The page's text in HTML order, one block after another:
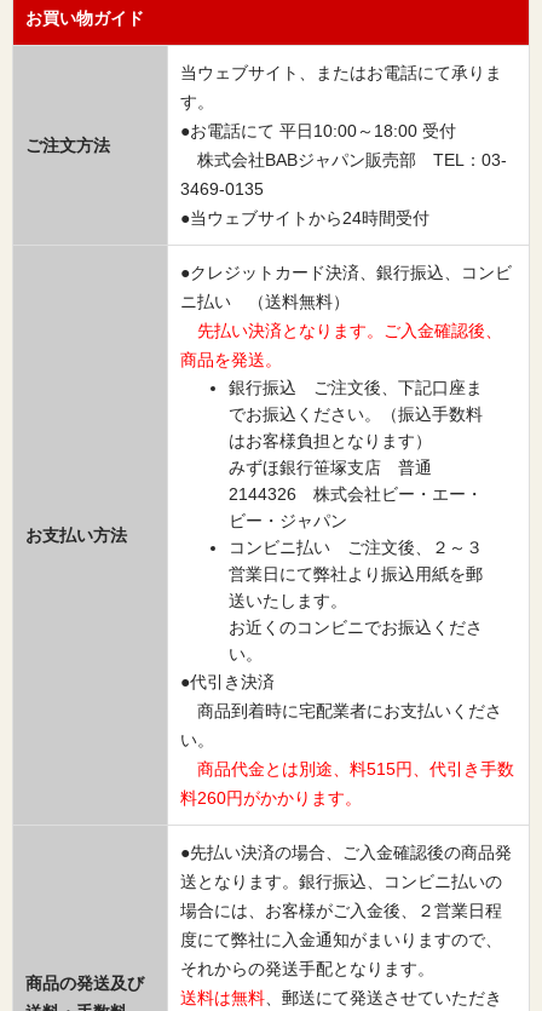
お買い物ガイド
ご注文方法
当ウェブサイト、またはお電話にて承りま
す。
●お電話にて 平日10:00～18:00 受付
株式会社BABジャパン販売部 TEL：03-
3469-0135
●当ウェブサイトから24時間受付
お支払い方法
●クレジットカード決済、銀行振込、コンビ
ニ払い （送料無料）
先払い決済となります。ご入金確認後、
商品を発送。
銀行振込 ご注文後、下記口座ま
でお振込ください。（振込手数料
はお客様負担となります）
みずほ銀行笹塚支店 普通
2144326 株式会社ビー・エー・
ビー・ジャパン
コンビニ払い ご注文後、２～３
営業日にて弊社より振込用紙を郵
送いたします。
お近くのコンビニでお振込くださ
い。
●代引き決済
商品到着時に宅配業者にお支払いくださ
い。
商品代金とは別途、料515円、代引き手数
料260円がかかります。
商品の発送及び
●先払い決済の場合、ご入金確認後の商品発
送となります。銀行振込、コンビニ払いの
場合には、お客様がご入金後、２営業日程
度にて弊社に入金通知がまいりますので、
それからの発送手配となります。
送料は無料、郵送にて発送させていただき